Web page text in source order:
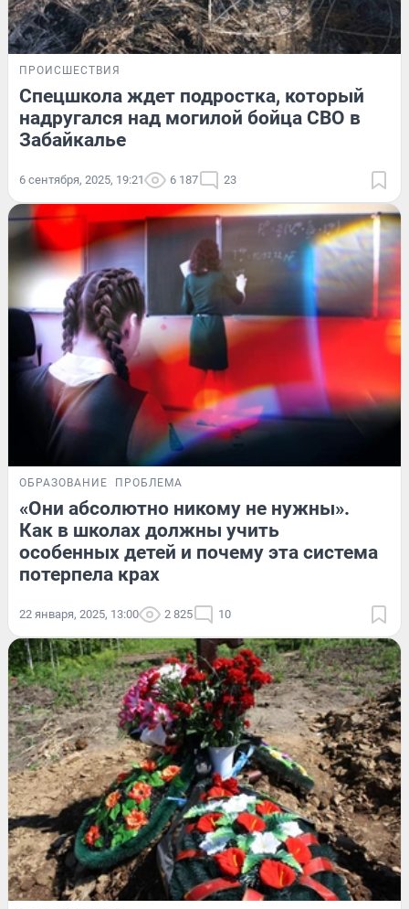
ПРОИСШЕСТВИЯ
Спецшкола ждет подростка, который
надругался над могилой бойца СВО в
Забайкалье
6 сентября, 2025, 19:21 6 187 23
ОБРАЗОВАНИЕ ПРОБЛЕМА
«Они абсолютно никому не нужны».
Как в школах должны учить
особенных детей и почему эта система
потерпела крах
22 января, 2025, 13:00 2 825 10